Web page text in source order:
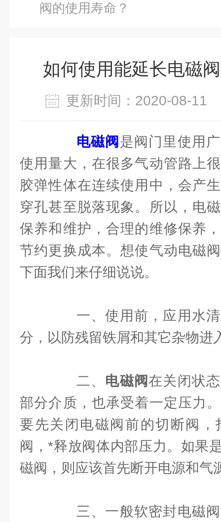
阀的使用寿命？
如何使用能延长电磁
更新时间：2020-08-
电磁阀 是阀门里使用
使用量大，在很多气动管路上
胶弹性体在连续使用中，会产
穿孔甚至脱落现象。所以，电
保养和维护，合理的维修保养
节约更换成本。想使气动电磁
下面我们来仔细说说。
一、使用前，应用水清
分，以防残留铁屑和其它杂物进
二、 电磁阀在关闭状
部分介质，也承受着一定压力
要先关闭电磁阀前的切断阀，
阀，*释放阀体内部压力。如果
磁阀，则应该首先断开电源和气
三、一般软密封电磁阀